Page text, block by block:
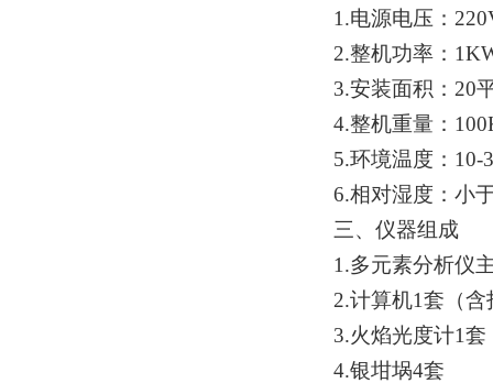
1.电源电压：
2.整机功率：
3.安装面积：20
4.整机重量：
5.环境温度：
6.相对湿度：小
三、仪器组成
1.多元素分析仪
2.计算机1套（含
3.火焰光度计1套
4.银坩埚4套